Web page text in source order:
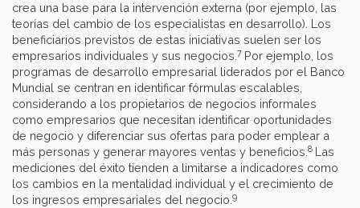
crea una base para la intervención externa (por ejemplo, las
teorías del cambio de los especialistas en desarrollo). Los
beneficiarios previstos de estas iniciativas suelen ser los
empresarios individuales y sus negocios. 7 Por ejemplo, los
programas de desarrollo empresarial liderados por el Banco
Mundial se centran en identificar fórmulas escalables,
considerando a los propietarios de negocios informales
como empresarios que necesitan identificar oportunidades
de negocio y diferenciar sus ofertas para poder emplear a
más personas y generar mayores ventas y beneficios. 8 Las
mediciones del éxito tienden a limitarse a indicadores como
los cambios en la mentalidad individual y el crecimiento de
los ingresos empresariales del negocio. 9